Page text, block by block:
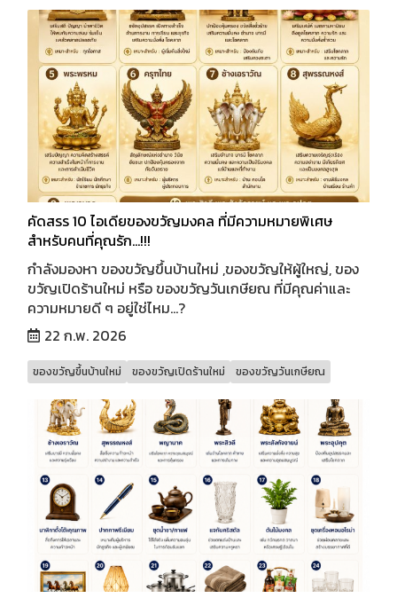
คัดสรร 10 ไอเดียของขวัญมงคล ที่มีความหมายพิเศษ
สำหรับคนที่คุณรัก...!!!
กำลังมองหา ของขวัญขึ้นบ้านใหม่ ,ของขวัญให้ผู้ใหญ่, ของ
ขวัญเปิดร้านใหม่ หรือ ของขวัญวันเกษียณ ที่มีคุณค่าและ
ความหมายดี ๆ อยู่ใช่ไหม...?
22 ก.พ. 2026
ของขวัญขึ้นบ้านใหม่ ของขวัญเปิดร้านใหม่ ของขวัญวันเกษียณ